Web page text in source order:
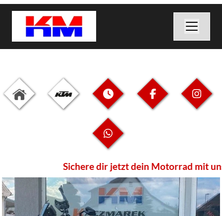
Sichere dir jetzt dein Motorrad mit